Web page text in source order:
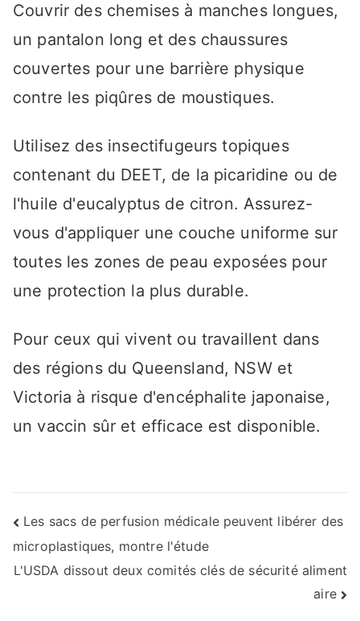
Couvrir des chemises à manches longues,
un pantalon long et des chaussures
couvertes pour une barrière physique
contre les piqûres de moustiques.
Utilisez des insectifugeurs topiques
contenant du DEET, de la picaridine ou de
l'huile d'eucalyptus de citron. Assurez-
vous d'appliquer une couche uniforme sur
toutes les zones de peau exposées pour
une protection la plus durable.
Pour ceux qui vivent ou travaillent dans
des régions du Queensland, NSW et
Victoria à risque d'encéphalite japonaise,
un vaccin sûr et efficace est disponible.
Navigation
de
Les sacs de perfusion médicale peuvent libérer des
microplastiques, montre l'étude
L'USDA dissout deux comités clés de sécurité aliment
aire